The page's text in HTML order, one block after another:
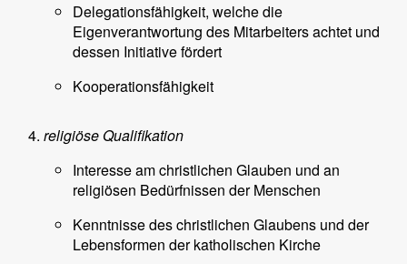
Delegationsfähigkeit, welche die
Eigenverantwortung des Mitarbeiters achtet und
dessen Initiative fördert
Kooperationsfähigkeit
religiöse Qualifikation
Interesse am christlichen Glauben und an
religiösen Bedürfnissen der Menschen
Kenntnisse des christlichen Glaubens und der
Lebensformen der katholischen Kirche